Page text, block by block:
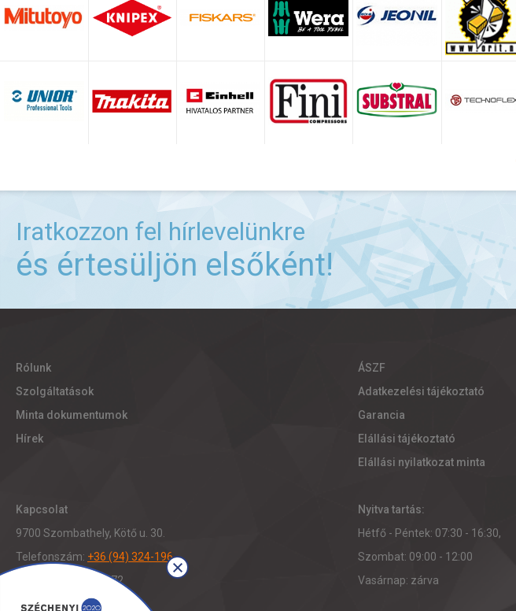
Iratkozzon fel hírlevelünkre
és értesüljön elsőként!
Rólunk
Szolgáltatások
Minta dokumentumok
Hírek
ÁSZF
Adatkezelési tájékoztató
Garancia
Elállási tájékoztató
Elállási nyilatkozat minta
Kapcsolat
9700 Szombathely, Kötő u. 30.
Telefonszám: +36 (94) 324-196
Fax: +36 (94) 321-472
Nyitva tartás:
Hétfő - Péntek: 07:30 - 16:30,
Szombat: 09:00 - 12:00
Vasárnap: zárva